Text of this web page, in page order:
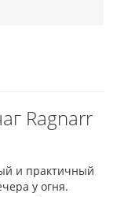
Ragnarr
и практичный
у огня.